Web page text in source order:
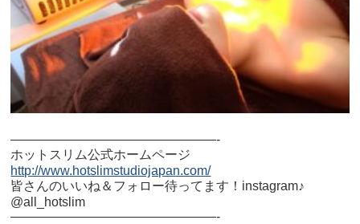
————————————————-
ホットスリム公式ホームページ
http://www.hotslimstudiojapan.com/
皆さんのいいね＆フォロー待ってます！instagram♪
@all_hotslim
————————————————-